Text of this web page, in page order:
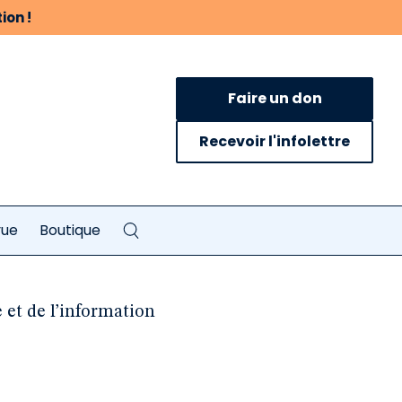
!
Faire un don
Recevoir l'infolettre
Boutique
et de l’information